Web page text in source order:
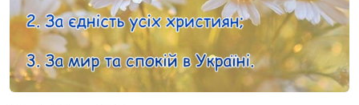
Контакти
(096) 749 79 80
procopecj@gmail.com